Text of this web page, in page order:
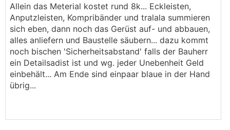
Allein das Meterial kostet rund 8k... Eckleisten,
Anputzleisten, Kompribänder und tralala summieren
sich eben, dann noch das Gerüst auf- und abbauen,
alles anliefern und Baustelle säubern... dazu kommt
noch bischen 'Sicherheitsabstand' falls der Bauherr
ein Detailsadist ist und wg. jeder Unebenheit Geld
einbehält... Am Ende sind einpaar blaue in der Hand
übrig...